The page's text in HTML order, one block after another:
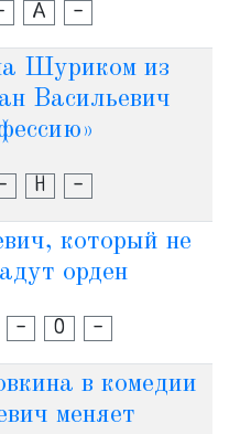
А -
Шуриком из
Васильевич
Н -
который не
орден
- О -
в комедии
меняет